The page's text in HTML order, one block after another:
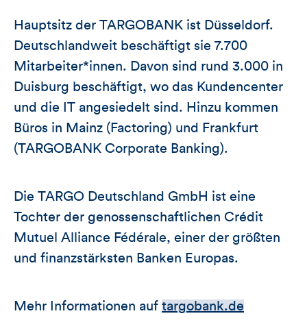
Hauptsitz der TARGOBANK ist Düsseldorf.
Deutschlandweit beschäftigt sie 7.700
Mitarbeiter*innen. Davon sind rund 3.000 in
Duisburg beschäftigt, wo das Kundencenter
und die IT angesiedelt sind. Hinzu kommen
Büros in Mainz (Factoring) und Frankfurt
(TARGOBANK Corporate Banking).
Die TARGO Deutschland GmbH ist eine
Tochter der genossenschaftlichen Crédit
Mutuel Alliance Fédérale, einer der größten
und finanzstärksten Banken Europas.
Mehr Informationen auf targobank.de